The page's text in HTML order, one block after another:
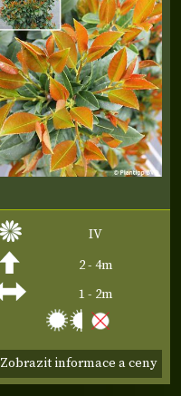
IV
2 - 4m
1 - 2m
Zobrazit informace a ceny